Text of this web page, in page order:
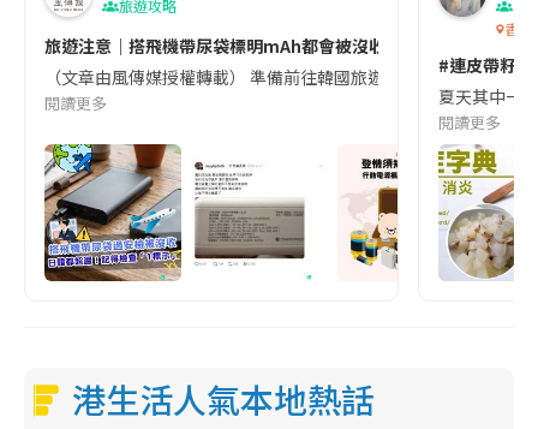
旅遊攻略
旅遊注意｜搭飛機帶尿袋標明mAh都會被沒收😱出發前切記檢查
（文章由風傳媒授權轉載） 準備前往韓國旅遊的民眾，近期要
閱讀更多
香港
#連皮帶籽
夏天其中一
閱讀更多
港生活人氣本地熱話